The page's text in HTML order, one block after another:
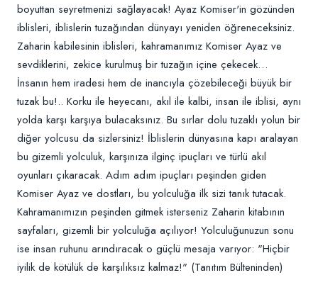
boyuttan seyretmenizi sağlayacak! Ayaz Komiser'in gözünden
iblisleri, iblislerin tuzağından dünyayı yeniden öğreneceksiniz.
Zaharin kabilesinin iblisleri, kahramanımız Komiser Ayaz ve
sevdiklerini, zekice kurulmuş bir tuzağın içine çekecek…
İnsanın hem iradesi hem de inancıyla çözebileceği büyük bir
tuzak bu!.. Korku ile heyecanı, akıl ile kalbi, insan ile iblisi, aynı
yolda karşı karşıya bulacaksınız. Bu sırlar dolu tuzaklı yolun bir
diğer yolcusu da sizlersiniz! İblislerin dünyasına kapı aralayan
bu gizemli yolculuk, karşınıza ilginç ipuçları ve türlü akıl
oyunları çıkaracak. Adım adım ipuçları peşinden giden
Komiser Ayaz ve dostları, bu yolculuğa ilk sizi tanık tutacak.
Kahramanımızın peşinden gitmek isterseniz Zaharin kitabının
sayfaları, gizemli bir yolculuğa açılıyor! Yolculuğunuzun sonu
ise insan ruhunu arındıracak o güçlü mesaja varıyor: "Hiçbir
iyilik de kötülük de karşılıksız kalmaz!" (Tanıtım Bülteninden)